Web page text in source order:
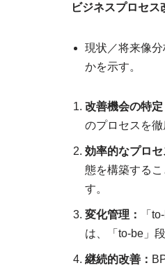
ビジネスプロセス
現状／将来像
かを示す。
改善機会の特定
のプロセスを
効率的なプロセ
態を構築する
す。
変化管理：
「
は、「to-be」
継続的改善：